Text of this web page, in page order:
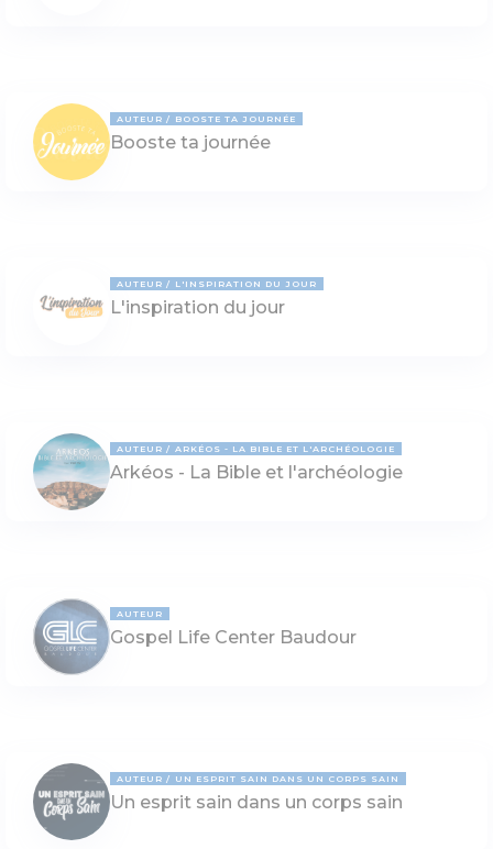
AUTEUR BOOSTE TA JOURNÉE
Booste ta journée
AUTEUR L'INSPIRATION DU JOUR
L'inspiration du jour
AUTEUR ARKÉOS - LA BIBLE ET L'ARCHÉOLOGIE
Arkéos - La Bible et l'archéologie
AUTEUR
Gospel Life Center Baudour
AUTEUR UN ESPRIT SAIN DANS UN CORPS SAIN
Un esprit sain dans un corps sain